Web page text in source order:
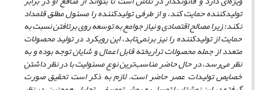
تولید‌کننده حمایت کند، و از طرفی تولید‌کننده را مسئول مطلق قلمداد
نکند؛ زیرا مصالح اقتصادی و نیاز جوامع به توسعه روی برتافتن نسبت به
حمایت از تولید‌کننده را نیز برنمی‌تابد‌، این رویکرد در تولید محصولات
متعدد از جمله محصولات تراریخته قابل اعمال و شایان توجه بوده و به
نظر می‌رسد، در حال حاضر مناسب‌ترین نوع مسئولیت با در نظر داشتن
خصایص تولیدات عصر حاضر است. لازم به ذکر است تحقیق صورت